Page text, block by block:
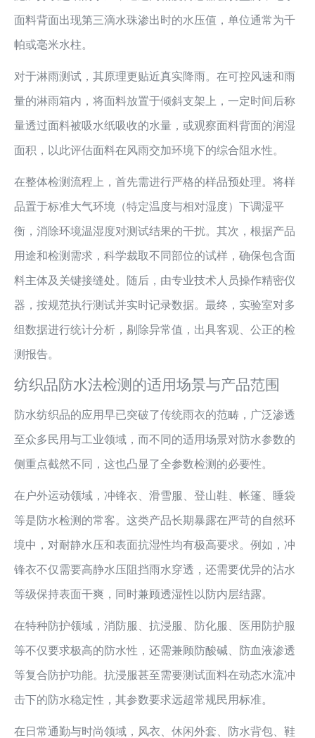
面料背面出现第三滴水珠渗出时的水压值，单位通常为千
帕或毫米水柱。
对于淋雨测试，其原理更贴近真实降雨。在可控风速和雨
量的淋雨箱内，将面料放置于倾斜支架上，一定时间后称
量透过面料被吸水纸吸收的水量，或观察面料背面的润湿
面积，以此评估面料在风雨交加环境下的综合阻水性。
在整体检测流程上，首先需进行严格的样品预处理。将样
品置于标准大气环境（特定温度与相对湿度）下调湿平
衡，消除环境温湿度对测试结果的干扰。其次，根据产品
用途和检测需求，科学裁取不同部位的试样，确保包含面
料主体及关键接缝处。随后，由专业技术人员操作精密仪
器，按规范执行测试并实时记录数据。最终，实验室对多
组数据进行统计分析，剔除异常值，出具客观、公正的检
测报告。
纺织品防水法检测的适用场景与产品范围
防水纺织品的应用早已突破了传统雨衣的范畴，广泛渗透
至众多民用与工业领域，而不同的适用场景对防水参数的
侧重点截然不同，这也凸显了全参数检测的必要性。
在户外运动领域，冲锋衣、滑雪服、登山鞋、帐篷、睡袋
等是防水检测的常客。这类产品长期暴露在严苛的自然环
境中，对耐静水压和表面抗湿性均有极高要求。例如，冲
锋衣不仅需要高静水压阻挡雨水穿透，还需要优异的沾水
等级保持表面干爽，同时兼顾透湿性以防内层结露。
在特种防护领域，消防服、抗浸服、防化服、医用防护服
等不仅要求极高的防水性，还需兼顾防酸碱、防血液渗透
等复合防护功能。抗浸服甚至需要测试面料在动态水流冲
击下的防水稳定性，其参数要求远超常规民用标准。
在日常通勤与时尚领域，风衣、休闲外套、防水背包、鞋